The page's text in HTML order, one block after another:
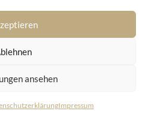
ansehen
Impressum